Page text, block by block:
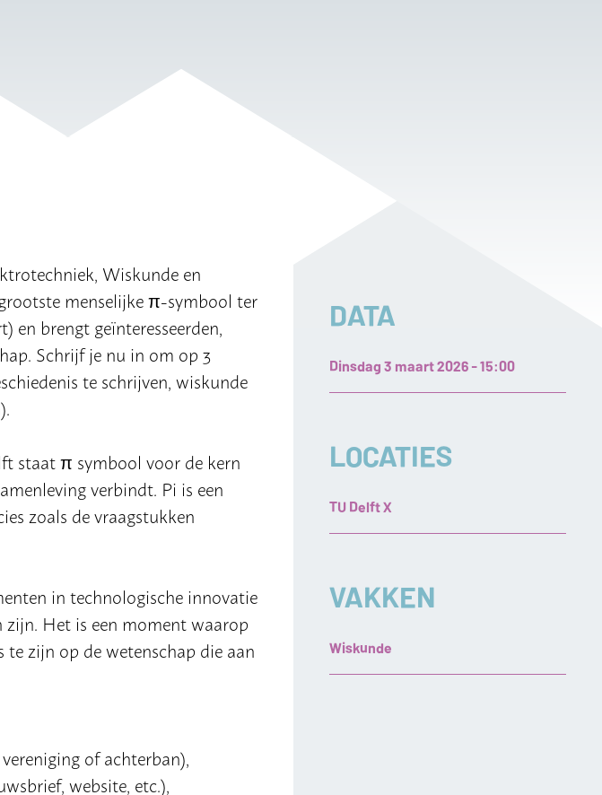
Wiskunde en
menselijke π-symbool ter
en brengt geïnteresseerden,
Schrijf je nu in om op 3
te schrijven, wiskunde
staat π symbool voor de kern
verbindt. Pi is een
zoals de vraagstukken
in technologische innovatie
zijn. Het is een moment waarop
zijn op de wetenschap die aan
of achterban),
website, etc.),
DATA
Dinsdag 3 maart 2026 - 15:00
LOCATIES
TU Delft X
VAKKEN
Wiskunde